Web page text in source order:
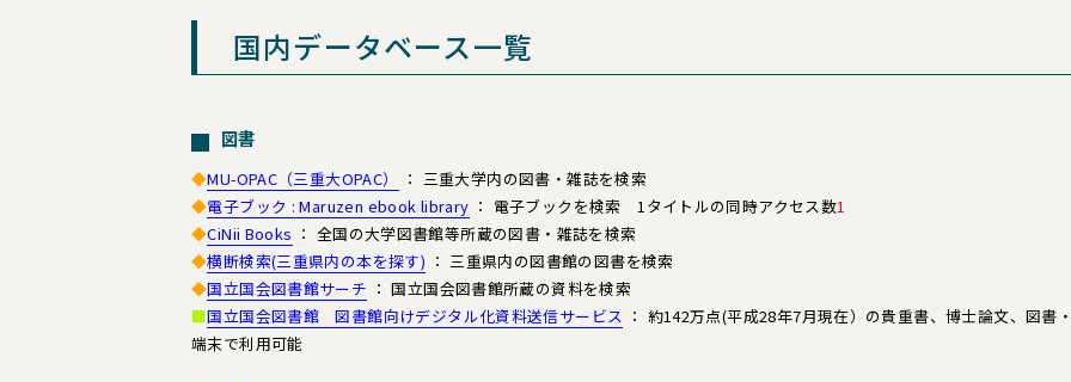
国内データベース一覧
図書
◆MU-OPAC（三重大OPAC）
： 三重大学内の図書・雑誌を検索
◆電子ブック : Maruzen ebook library ： 電子ブックを検索 1タイトルの同時アクセス数1
◆CiNii Books ： 全国の大学図書館等所蔵の図書・雑誌を検索
◆横断検索(三重県内の本を探す) ： 三重県内の図書館の図書を検索
◆国立国会図書館サーチ ： 国立国会図書館所蔵の資料を検索
■国立国会図書館 図書館向けデジタル化資料送信サービス ： 約142万点(平成28年7月現在）の貴重書、博士論文、図
端末で利用可能